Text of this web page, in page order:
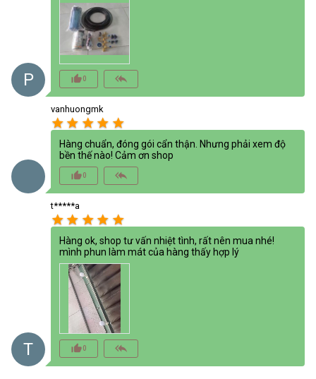
P thumb_up_alt0 reply_all
vanhuongmk
star star star star star
Hàng chuẩn, đóng gói cẩn thận. Nhưng phải xem độ
bền thế nào! Cảm ơn shop
thumb_up_alt0 reply_all
T
t*****a
star star star star star
Hàng ok, shop tư vấn nhiệt tình, rất nên mua nhé!
mình phun làm mát của hàng thấy hợp lý
thumb_up_alt0 reply_all